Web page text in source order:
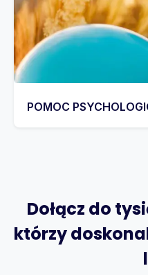
POMOC
Dołącz do
którzy